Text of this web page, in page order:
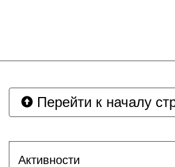
Перейти к началу
Активности